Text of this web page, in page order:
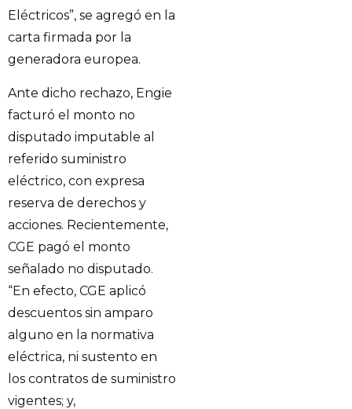
Eléctricos”, se agregó en la
carta firmada por la
generadora europea.
Ante dicho rechazo, Engie
facturó el monto no
disputado imputable al
referido suministro
eléctrico, con expresa
reserva de derechos y
acciones. Recientemente,
CGE pagó el monto
señalado no disputado.
“En efecto, CGE aplicó
descuentos sin amparo
alguno en la normativa
eléctrica, ni sustento en
los contratos de suministro
vigentes; y,